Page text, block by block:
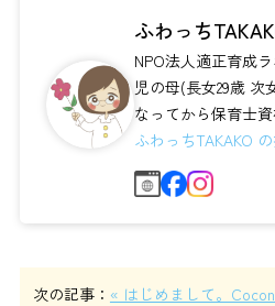
ふわっち
NPO法人適正育成
児の母(長女29歳
なってから保育士
年 保育士養成校
ふわっちTAKAKO
次の記事： « はじめまして。